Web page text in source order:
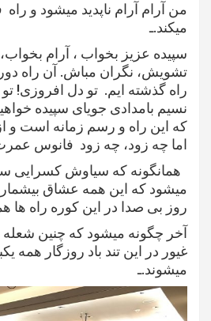
من آرام آرام ناپدید میشود و
میکند.ـ
سپیده عزیز بخواب ، آرام
تشویش، نگران مباش. آن راه
راه گذشته ایم. تو دل افروزی! تو
نسیم بامدادی جویای سپیده
که این راه و رسم زمانه است و
اما چه زود، چه زود فانوس
همانگونه که سیاوش کسرایی
میشود که این همه عشاق بیشمار
روز بی صدا در اين کوره راه ها
آخر چگونه میشود که چنین شعله
غیور در این تند باد روزگار همه
میشوند.ـ